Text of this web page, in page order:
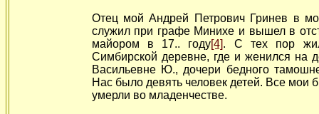
Отец мой Андрей Петрович Гринев в
служил при графе Минихе и вышел в
майором в 17.. году[4]. С тех пор
Симбирской деревне, где и женился на
Васильевне Ю., дочери бедного
Нас было девять человек детей. Все мои
умерли во младенчестве.